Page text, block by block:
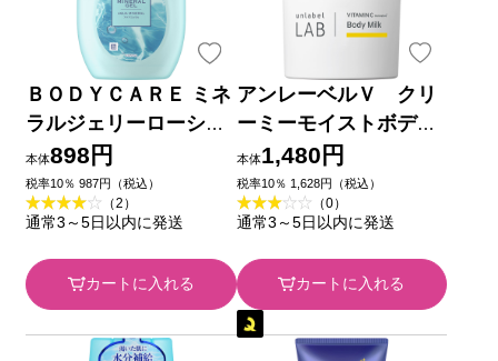
ＢＯＤＹＣＡＲＥ ミネ
ラルジェリーローショ
ン ５００ｍｌ ＪＮＴ
Ｌコンシューマーヘル
ス
本体898円
税率10％ 987円（税込）
（2）
通常3～5日以内に発送
カートに入れる
アンレーベルＶ クリ
ーミーモイストボディ
ミルク ３００ｇ コス
メカンパニー
本体1,480円
税率10％ 1,628円（税込）
（0）
通常3～5日以内に発送
カートに入れる